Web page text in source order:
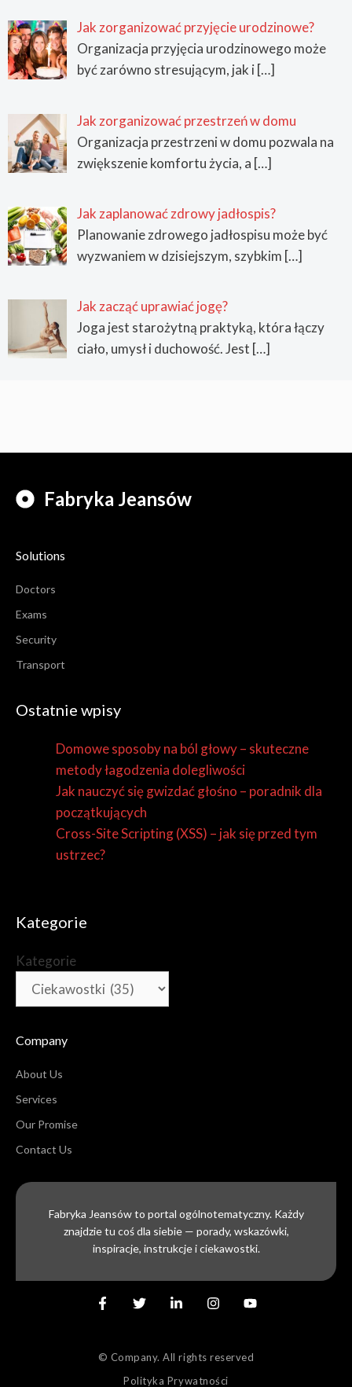
Jak zorganizować przyjęcie urodzinowe?
Organizacja przyjęcia urodzinowego może
być zarówno stresującym, jak i […]
Jak zorganizować przestrzeń w domu
Organizacja przestrzeni w domu pozwala na
zwiększenie komfortu życia, a […]
Jak zaplanować zdrowy jadłospis?
Planowanie zdrowego jadłospisu może być
wyzwaniem w dzisiejszym, szybkim […]
Jak zacząć uprawiać jogę?
Joga jest starożytną praktyką, która łączy
ciało, umysł i duchowość. Jest […]
Fabryka Jeansów
Solutions
Doctors
Exams
Security
Transport
Ostatnie wpisy
Domowe sposoby na ból głowy – skuteczne
metody łagodzenia dolegliwości
Jak nauczyć się gwizdać głośno – poradnik dla
początkujących
Cross-Site Scripting (XSS) – jak się przed tym
ustrzec?
Kategorie
Kategorie
Company
About Us
Services
Our Promise
Contact Us
Fabryka Jeansów to portal ogólnotematyczny. Każdy
znajdzie tu coś dla siebie — porady, wskazówki,
inspiracje, instrukcje i ciekawostki.
© Company. All rights reserved
Polityka Prywatności